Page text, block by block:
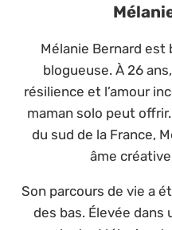
Mélanie Bernard est
blogueuse. À 26
résilience et l’amour
maman solo peut
du sud de la France,
âme
Son parcours de vie a
des bas. Élevée dans